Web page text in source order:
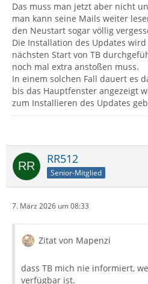
Das muss man jetzt aber nicht
man kann seine Mails weiter
den Neustart sogar völlig
Die Installation des Updates
nächsten Start von TB
noch mal extra anstoßen muss.
In einem solchen Fall dauert es
bis das Hauptfenster angezeigt
zum Installieren des Updates
RR512
Senior-Mitglied
7. März 2026 um 08:33
Zitat von Mapenzi
dass TB mich nie informiert,
verfügbar ist.